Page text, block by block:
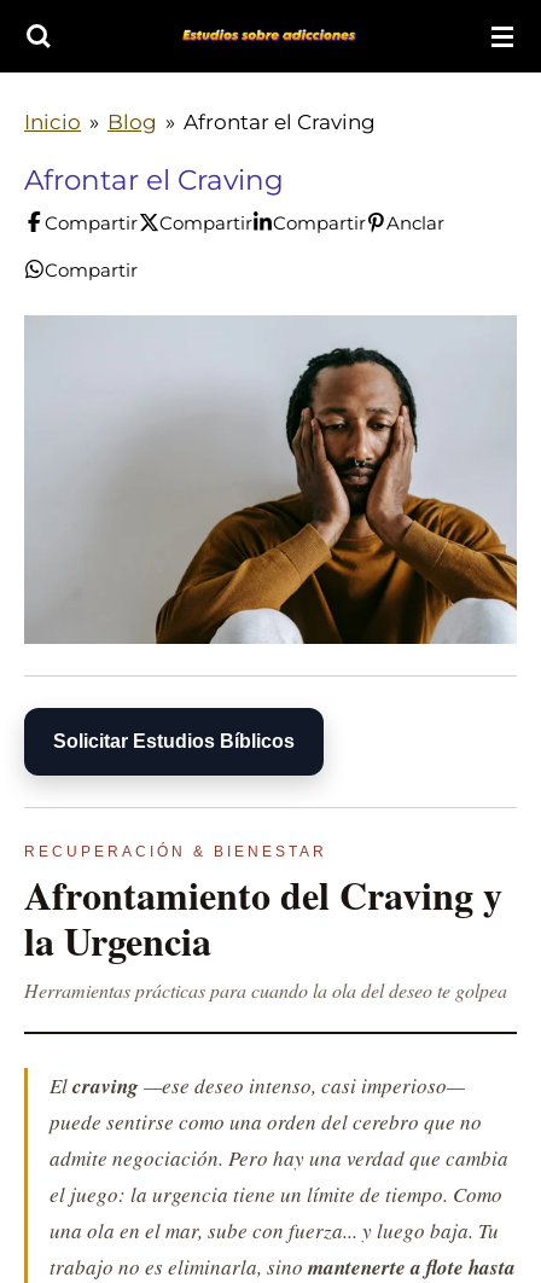
al
Inicio » Blog » Afrontar el Craving
Afrontar el Craving
Compartir Compartir Compartir Anclar
Compartir
Solicitar Estudios Bíblicos
RECUPERACIÓN & BIENESTAR
Afrontamiento del Craving y
la Urgencia
Herramientas prácticas para cuando la ola del deseo te golpea
Elcraving—ese deseo intenso, casi imperioso—
puede sentirse como una orden del cerebro que no
admite negociación. Pero hay una verdad que cambia
el juego: la urgencia tiene un límite de tiempo. Como
una ola en el mar, sube con fuerza... y luego baja. Tu
trabajo no es eliminarla, sino mantenerte a flote hasta